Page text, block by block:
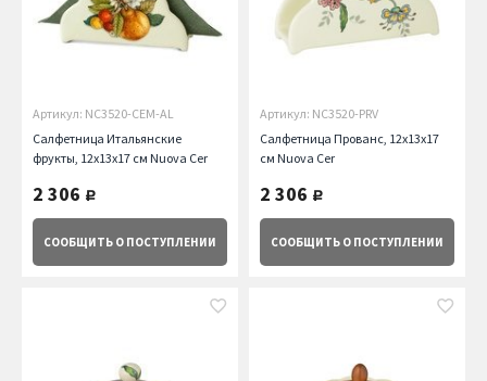
Артикул: NC3520-CEM-AL
Салфетница Итальянские
фрукты, 12x13x17 см Nuova Cer
2 306 руб.
СООБЩИТЬ О ПОСТУПЛЕНИИ
Артикул: NC3520-PRV
Салфетница Прованс, 12x13x17
см Nuova Cer
2 306 руб.
СООБЩИТЬ О ПОСТУПЛЕНИИ